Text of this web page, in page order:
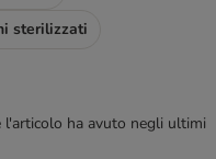
sterilizzati
l'articolo ha avuto negli ultimi